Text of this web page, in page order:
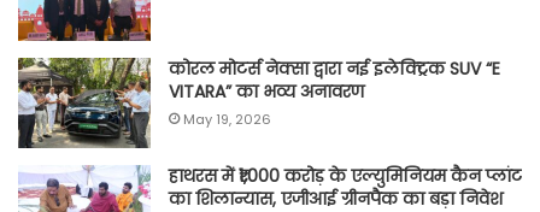
कोरल मोटर्स नेक्सा द्वारा नई इलेक्ट्रिक SUV “E
VITARA” का भव्य अनावरण
May 19, 2026
हाथरस में ₹1,000 करोड़ के एल्युमिनियम कैन प्लांट
का शिलान्यास, एजीआई ग्रीनपैक का बड़ा निवेश